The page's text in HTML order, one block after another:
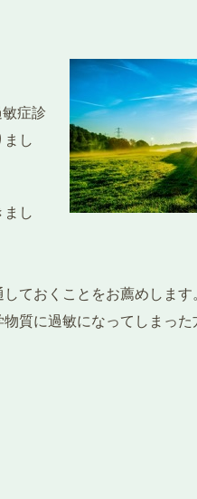
症診
し
し
ておくことをお薦めします
質に過敏になってしまっ